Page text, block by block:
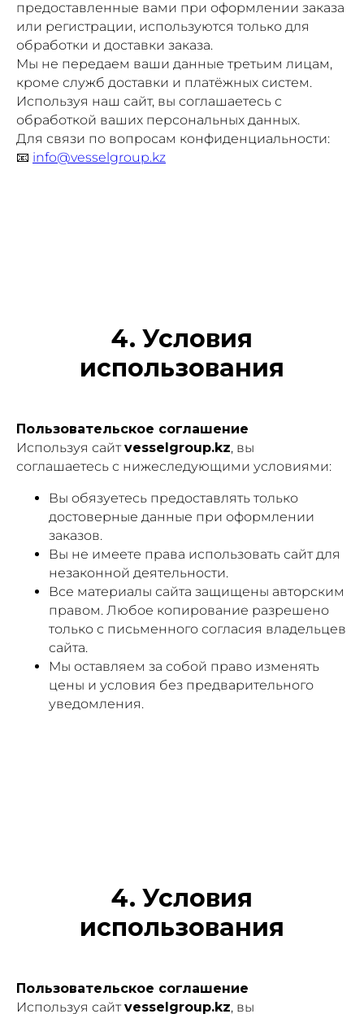
предоставленные вами при оформлении заказа
или регистрации, используются только для
обработки и доставки заказа.
Мы не передаем ваши данные третьим лицам,
кроме служб доставки и платёжных систем.
Используя наш сайт, вы соглашаетесь с
обработкой ваших персональных данных.
Для связи по вопросам конфиденциальности:
📧 info@vesselgroup.kz
4. Условия
использования
Пользовательское соглашение
Используя сайтvesselgroup.kz, вы
соглашаетесь с нижеследующими условиями:
Вы обязуетесь предоставлять только
достоверные данные при оформлении
заказов.
Вы не имеете права использовать сайт для
незаконной деятельности.
Все материалы сайта защищены авторским
правом. Любое копирование разрешено
только с письменного согласия владельцев
сайта.
Мы оставляем за собой право изменять
цены и условия без предварительного
уведомления.
4. Условия
использования
Пользовательское соглашение
Используя сайтvesselgroup.kz, вы